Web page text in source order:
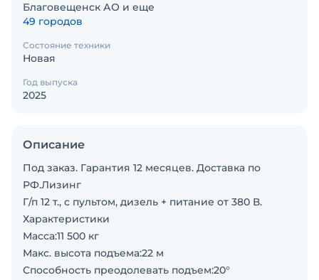
Благовещенск АО и еще
49 городов
Состояние техники
Новая
Год выпуска
2025
Описание
Под заказ. Гарантия 12 месяцев. Доставка по
РФ.Лизинг
Г/п 12 т., с пультом, дизель + питание от 380 В.
Характеристики
Масса:11 500 кг
Макс. высота подъема:22 м
Способность преодолевать подъем:20°